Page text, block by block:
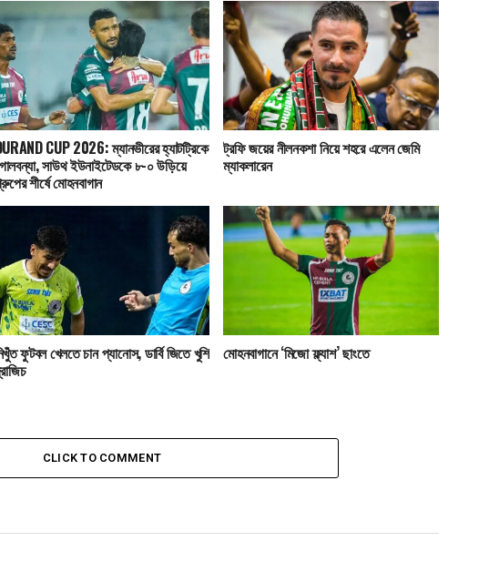
CUP 2026: ম্যানভীরের হ্যাটট্রিকে
সাউথ ইউনাইটেডকে ৮-০ উড়িয়ে
শীর্ষে মোহনবাগান
ট্রফি জয়ের নীলনকশা নিয়ে শহরে এলেন জেমি
ম্যাকলারেন
ফুটবল খেলতে চান প্যানোস, ডার্বি জিতে খুশি মোহনবাগানে ‘মিজো ফ্ল্যাশ’ ছাংতে
CLICK TO COMMENT